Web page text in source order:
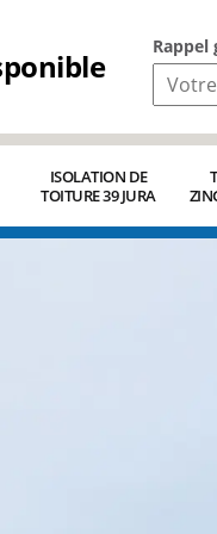
ISOLATION DE
TOITURE 39 JURA